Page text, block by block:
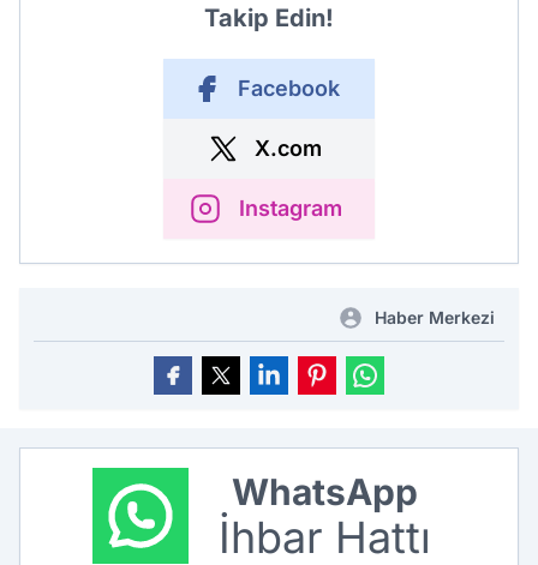
Takip Edin!
Facebook
X.com
Instagram
Haber Merkezi
WhatsApp
İhbar Hattı